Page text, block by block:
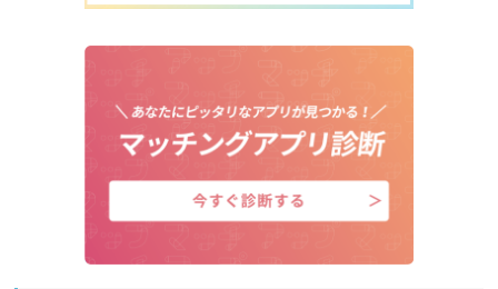
おすすめ！
①多忙なエリート層がスキマ時間で
②銀座勤務や高年収で絞り込める
③銀座の高級店でのデート直結型ア
プリと相性抜群
銀座で出会えるおすすめマッチングアプ